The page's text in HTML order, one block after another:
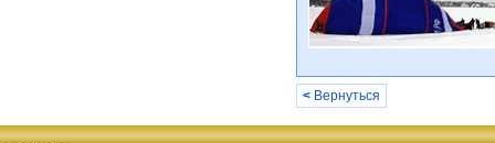
< Вернуться